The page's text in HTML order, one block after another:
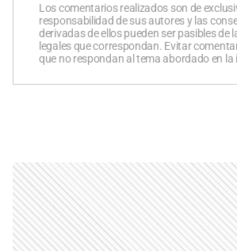
Los comentarios realizados son de
responsabilidad de sus autores y las
derivadas de ellos pueden ser pasibles de
legales que correspondan. Evitar
que no respondan al tema abordado en